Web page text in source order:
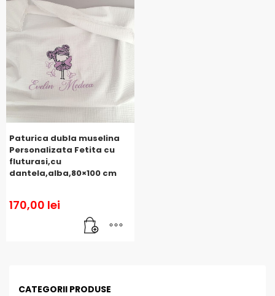
Paturica dubla muselina
Personalizata Fetita cu
fluturasi,cu
dantela,alba,80×100 cm
170,00 lei
CATEGORII PRODUSE